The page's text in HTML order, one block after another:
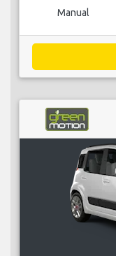
Manual